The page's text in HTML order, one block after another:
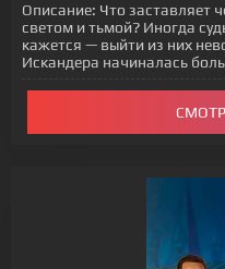
Описание: Что заставляет
светом и тьмой? Иногда
кажется — выйти из них
Искандера начиналась